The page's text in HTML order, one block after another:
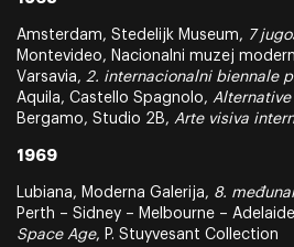
Amsterdam, Stedelijk Museum, 7
Montevideo, Nacionalni muzej
Varsavia, 2. internacionalni biennale
Aquila, Castello Spagnolo,
Bergamo, Studio 2B, Arte visiva
1969
Lubiana, Moderna Galerija, 8.
Perth – Sidney – Melbourne –
Space Age, P. Stuyvesant Collection